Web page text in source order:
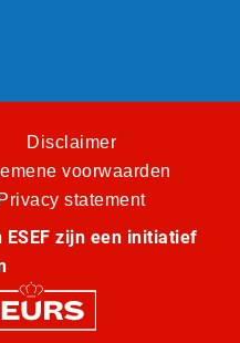
Disclaimer
voorwaarden
Privacy statement
zijn een initiatief